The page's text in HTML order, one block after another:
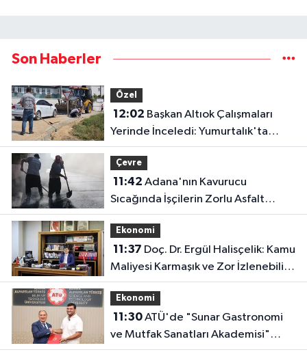
Son Haberler
Özel
12:02
Yerinde İnceledi: Yumurtalık'ta
Altyapı ve Ulaşım Seferberliği
Çevre
11:42
Sıcağında İşçilerin Zorlu Asfalt
Mesaisi Sürüyor
Ekonomi
11:37
Maliyesi Karmaşık ve Zor İzlenebilir
Bir Yapıya Dönüştü
Ekonomi
11:30ATÜ'de "Sunar Gastronomi
ve Mutfak Sanatları Akademisi"